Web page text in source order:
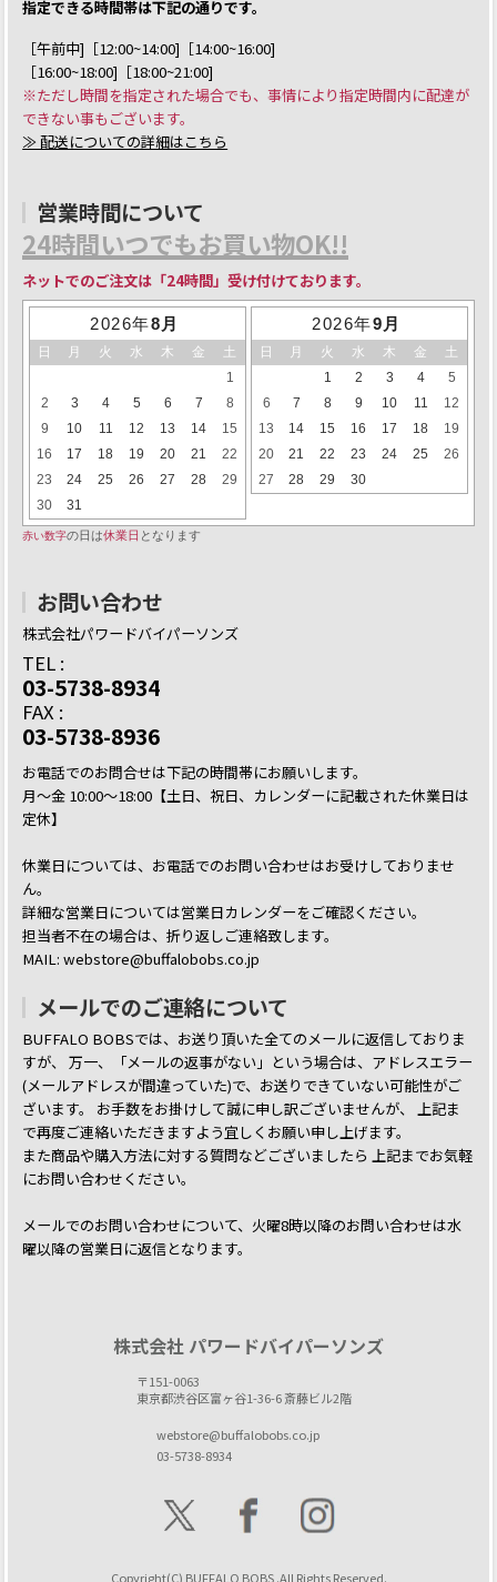
指定できる時間帯は下記の通りです。
［午前中]［12:00~14:00]［14:00~16:00]
［16:00~18:00]［18:00~21:00]
※ただし時間を指定された場合でも、事情により指定時間内に配達が
できない事もございます。
≫ 配送についての詳細はこちら
営業時間について
24時間いつでもお買い物OK!!
ネットでのご注文は「24時間」受け付けております。
お問い合わせ
株式会社パワードバイパーソンズ
TEL :
03-5738-8934
FAX :
03-5738-8936
お電話でのお問合せは下記の時間帯にお願いします。
月～金 10:00～18:00【土日、祝日、カレンダーに記載された休業日は
定休】
休業日については、お電話でのお問い合わせはお受けしておりませ
ん。
詳細な営業日については営業日カレンダーをご確認ください。
担当者不在の場合は、折り返しご連絡致します。
MAIL: webstore@buffalobobs.co.jp
メールでのご連絡について
BUFFALO BOBSでは、お送り頂いた全てのメールに返信しておりま
すが、 万一、「メールの返事がない」という場合は、アドレスエラー
(メールアドレスが間違っていた)で、お送りできていない可能性がご
ざいます。 お手数をお掛けして誠に申し訳ございませんが、 上記ま
で再度ご連絡いただきますよう宜しくお願い申し上げます。
また商品や購入方法に対する質問などございましたら上記までお気軽
にお問い合わせください。
メールでのお問い合わせについて、火曜8時以降のお問い合わせは水
曜以降の営業日に返信となります。
株式会社 パワードバイパーソンズ
〒151-0063
東京都渋谷区富ヶ谷1-36-6 斎藤ビル2階
webstore@buffalobobs.co.jp
03-5738-8934
Copyright(C) BUFFALO BOBS .All Rights Reserved.